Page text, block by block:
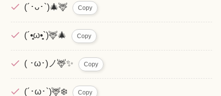
(´･ᴗ･`)🎄🦌 Copy
(´•̥̥̥ω•̥̥̥`)🦌🎄 Copy
( ･ω･)ノ🦌✨ Copy
(´･ω･`)🦌❄️ Copy